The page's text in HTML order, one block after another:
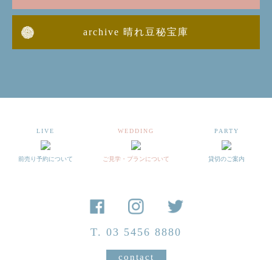
archive 晴れ豆秘宝庫
LIVE
前売り予約について
WEDDING
ご見学・プランについて
PARTY
貸切のご案内
T. 03 5456 8880
contact